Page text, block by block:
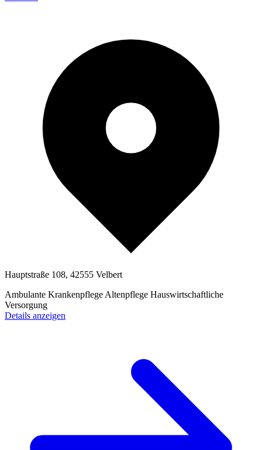
Hauptstraße 108, 42555 Velbert
Ambulante Krankenpflege Altenpflege Hauswirtschaftliche
Versorgung
Details anzeigen